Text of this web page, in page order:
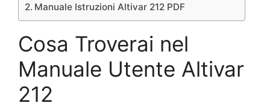
Manuale Istruzioni Altivar 212 PDF
Cosa Troverai nel
Manuale Utente Altivar
212